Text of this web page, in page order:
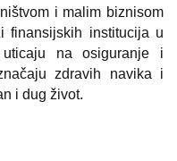
i malim biznisom
finansijskih institucija u
uticaju na osiguranje i
zdravih navika i
i dug život.